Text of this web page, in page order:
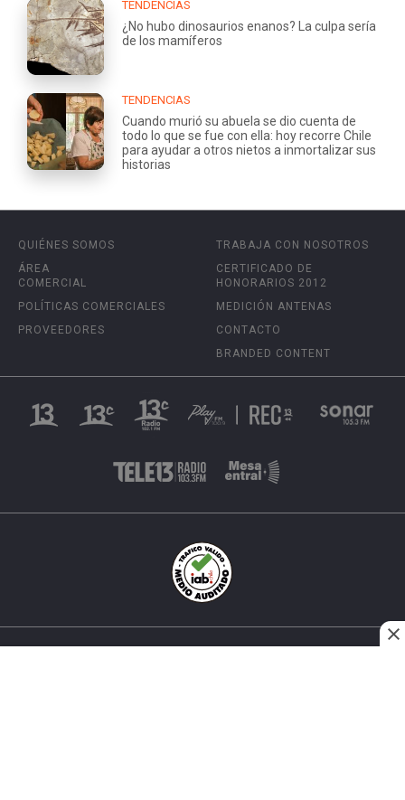
TENDENCIAS
¿No hubo dinosaurios enanos? La culpa sería
de los mamíferos
TENDENCIAS
Cuando murió su abuela se dio cuenta de
todo lo que se fue con ella: hoy recorre Chile
para ayudar a otros nietos a inmortalizar sus
historias
QUIÉNES SOMOS
ÁREA
COMERCIAL
POLÍTICAS COMERCIALES
PROVEEDORES
TRABAJA CON NOSOTROS
CERTIFICADO DE
HONORARIOS 2012
MEDICIÓN ANTENAS
CONTACTO
BRANDED CONTENT